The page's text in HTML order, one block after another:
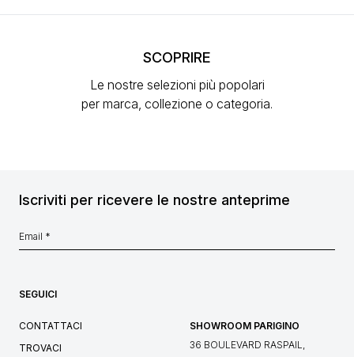
SCOPRIRE
Le nostre selezioni più popolari
per marca, collezione o categoria.
Iscriviti per ricevere le nostre anteprime
SEGUICI
CONTATTACI
TROVACI
SHOWROOM PARIGINO
36 BOULEVARD RASPAIL,